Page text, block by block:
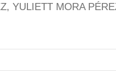
YULIETT MORA